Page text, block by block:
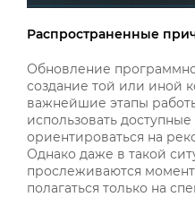
Распространенные
Обновление
создание той или иной
важнейшие этапы
использовать
ориентироваться на
Однако даже в такой
прослеживаются
полагаться только на